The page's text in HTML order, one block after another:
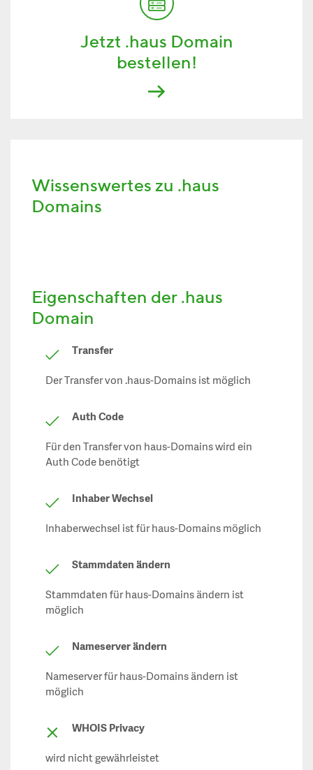
Jetzt .haus Domain
bestellen!
Wissenswertes zu .haus
Domains
Eigenschaften der .haus
Domain
Transfer
Der Transfer von .haus-Domains ist möglich
Auth Code
Für den Transfer von haus-Domains wird ein
Auth Code benötigt
Inhaber Wechsel
Inhaberwechsel ist für haus-Domains möglich
Stammdaten ändern
Stammdaten für haus-Domains ändern ist
möglich
Nameserver ändern
Nameserver für haus-Domains ändern ist
möglich
WHOIS Privacy
wird nicht gewährleistet